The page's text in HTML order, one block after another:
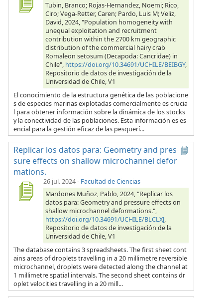
Tubin, Branco; Rojas-Hernandez, Noemi; Rico,
Ciro; Vega-Retter, Caren; Pardo, Luis M; Veliz,
David, 2024, "Population homogeneity with
unequal exploitation and recruitment
contribution within the 2700 km geographic
distribution of the commercial hairy crab
Romaleon setosum (Decapoda: Cancridae) in
Chile", https://doi.org/10.34691/UCHILE/BEIBGY,
Repositorio de datos de investigación de la
Universidad de Chile, V1
El conocimiento de la estructura genética de las poblacione
s de especies marinas explotadas comercialmente es crucia
l para obtener información sobre la dinámica de los stocks
y la conectividad de las poblaciones. Esta información es es
encial para la gestión eficaz de las pesquerí...
Replicar los datos para: Geometry and pres
sure effects on shallow microchannel defor
mations.
26 jul. 2024- Facultad de Ciencias
Mardones Muñoz, Pablo, 2024, "Replicar los
datos para: Geometry and pressure effects on
shallow microchannel deformations.",
https://doi.org/10.34691/UCHILE/BLCLXJ,
Repositorio de datos de investigación de la
Universidad de Chile, V1
The database contains 3 spreadsheets. The first sheet cont
ains areas of droplets travelling in a 20 millimetre reversible
microchannel, droplets were detected along the channel at
1 millimetre spatial intervals. The second sheet contains dr
oplet velocities travelling in a 20 mill...